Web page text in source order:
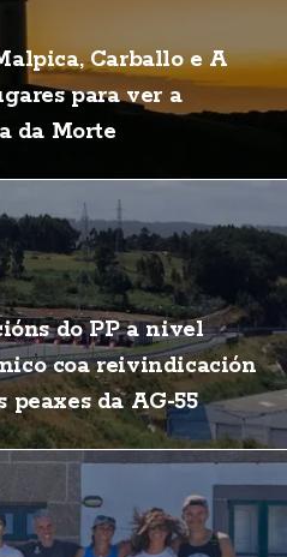
Carballo e A
para ver a
da Morte
do PP a nivel
coa reivindicación
da AG-55